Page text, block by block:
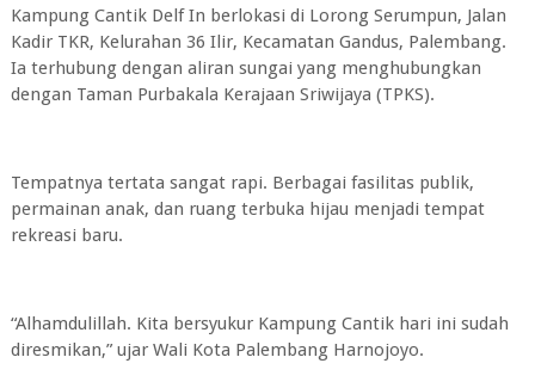
Kampung Cantik Delf In berlokasi di Lorong Serumpun, Jalan
Kadir TKR, Kelurahan 36 Ilir, Kecamatan Gandus, Palembang.
Ia terhubung dengan aliran sungai yang menghubungkan
dengan Taman Purbakala Kerajaan Sriwijaya (TPKS).
Tempatnya tertata sangat rapi. Berbagai fasilitas publik,
permainan anak, dan ruang terbuka hijau menjadi tempat
rekreasi baru.
“Alhamdulillah. Kita bersyukur Kampung Cantik hari ini sudah
diresmikan,” ujar Wali Kota Palembang Harnojoyo.